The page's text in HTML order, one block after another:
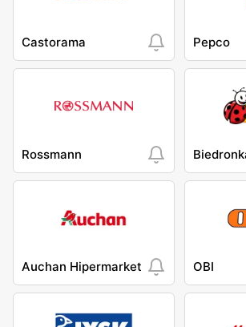
Castorama Pepco
Rossmann
Auchan Hipermarket OBI